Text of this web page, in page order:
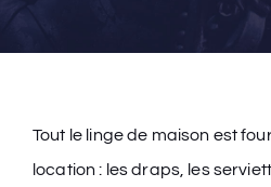
Tout le linge de maison est
location : les draps, les